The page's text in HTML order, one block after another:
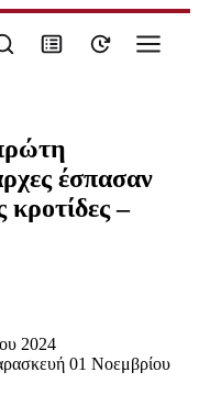
έσπασαν
κροτίδες –
2024
01 Νοεμβρίου